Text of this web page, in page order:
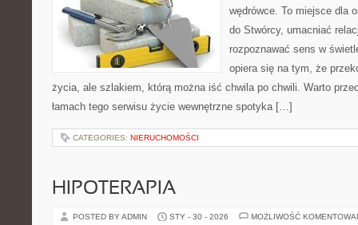
wędrówce. To miejsce dla
do Stwórcy, umacniać
rozpoznawać sens w
opiera się na tym, że
życia, ale szlakiem, którą można iść chwila po chwili. Warto
łamach tego serwisu życie wewnętrzne spotyka […]
CATEGORIES: NIERUCHOMOŚCI
HIPOTERAPIA
POSTED BY ADMIN STY - 30 - 2026 MOŻLIWOŚĆ